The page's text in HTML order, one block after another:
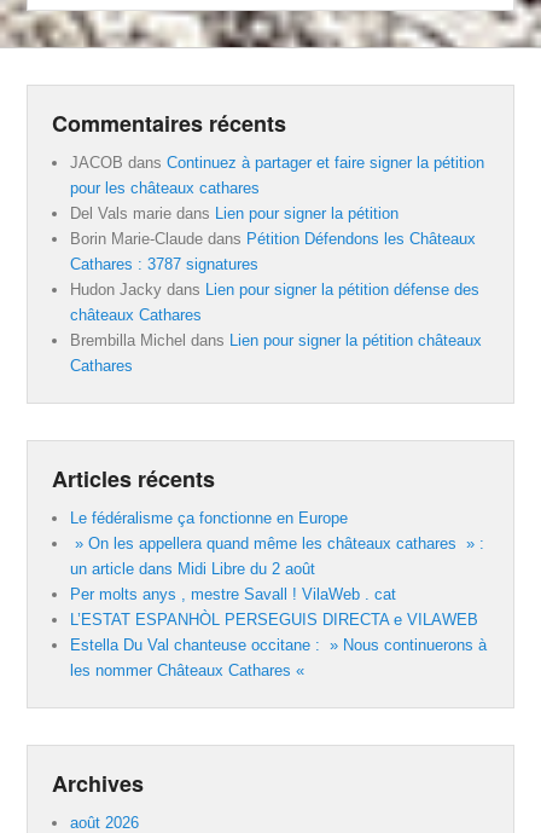
Commentaires récents
JACOB dansContinuez à partager et faire signer la pétition
pour les châteaux cathares
Del Vals marie dans Lien pour signer la pétition
Borin Marie-Claude dans Pétition Défendons les Châteaux
Cathares : 3787 signatures
Hudon Jacky dans Lien pour signer la pétition défense des
châteaux Cathares
Brembilla Michel dans Lien pour signer la pétition châteaux
Cathares
Articles récents
Le fédéralisme ça fonctionne en Europe
» On les appellera quand même les châteaux cathares » :
un article dans Midi Libre du 2 août
Per molts anys , mestre Savall ! VilaWeb . cat
L’ESTAT ESPANHÒL PERSEGUIS DIRECTA e VILAWEB
Estella Du Val chanteuse occitane : » Nous continuerons à
les nommer Châteaux Cathares «
Archives
août 2026